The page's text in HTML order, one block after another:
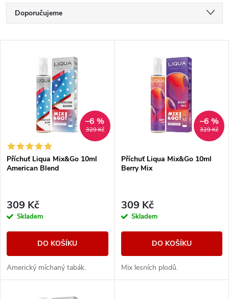
Ř
a
í
p
r
o
u
Doporučujeme
Nejprodávanější
Abecedně
s
p
r
o
d
u
329 Kč
–6 %
Příchuť Liqua Mix&Go 10ml
American Blend
309 Kč
Skladem
DO KOŠÍKU
Americký míchaný tabák.
329 Kč
–6 %
Příchuť Liqua Mix&Go 10ml
Berry Mix
309 Kč
Skladem
DO KOŠÍKU
Mix lesních plodů.